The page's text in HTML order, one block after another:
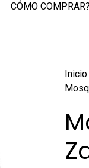
CÓMO COMPRAR?
Inicio